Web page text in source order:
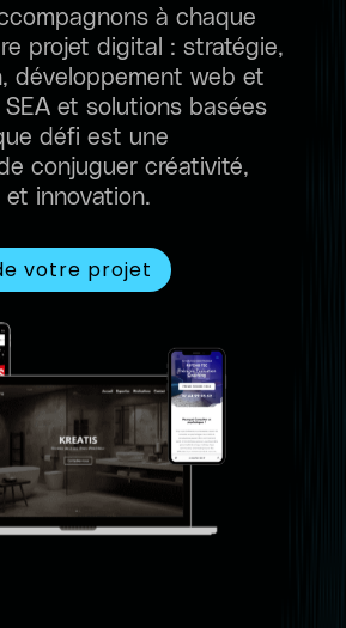
à chaque
projet digital : stratégie,
développement web et
SEA et solutions basées
défi est une
conjuguer créativité,
innovation.
votre projet